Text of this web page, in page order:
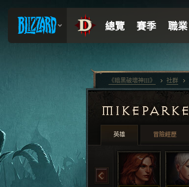
MIKEPARKE
英雄 冒險經歷
《暗黑破壞神III》 社群